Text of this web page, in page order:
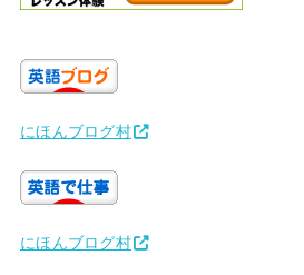
にほんブログ村
にほんブログ村